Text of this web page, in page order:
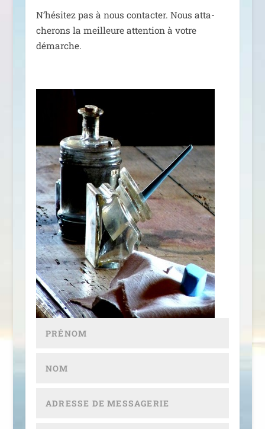
N’hésitez pas à nous contac­ter. Nous atta­
che­rons la meilleure atten­tion à votre
démarche.